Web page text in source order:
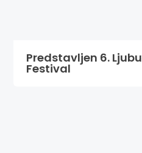
Predstavljen 6.
Festival